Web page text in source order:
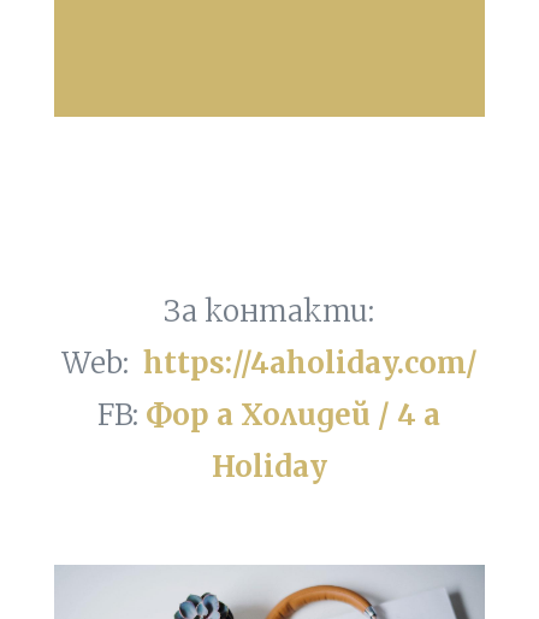
За контакти:
Web: https://4aholiday.com/
FB: Фор а Холидей / 4 a
Holiday